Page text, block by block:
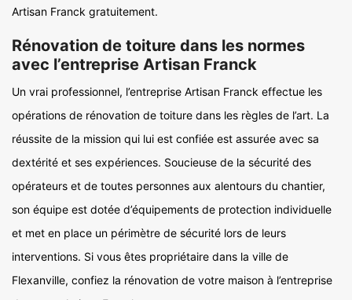
Artisan Franck gratuitement.
Rénovation de toiture dans les normes
avec l’entreprise Artisan Franck
Un vrai professionnel, l’entreprise Artisan Franck effectue les
opérations de rénovation de toiture dans les règles de l’art. La
réussite de la mission qui lui est confiée est assurée avec sa
dextérité et ses expériences. Soucieuse de la sécurité des
opérateurs et de toutes personnes aux alentours du chantier,
son équipe est dotée d’équipements de protection individuelle
et met en place un périmètre de sécurité lors de leurs
interventions. Si vous êtes propriétaire dans la ville de
Flexanville, confiez la rénovation de votre maison à l’entreprise